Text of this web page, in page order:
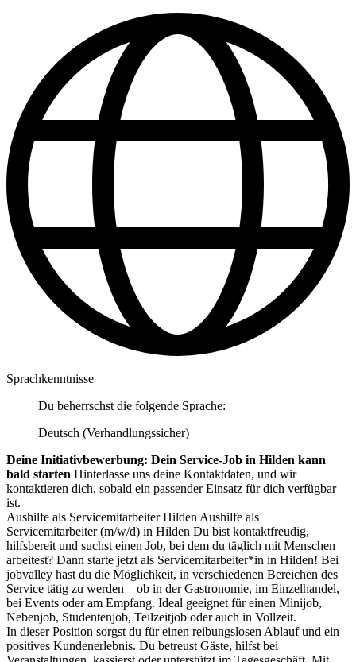
Sprachkenntnisse
Du beherrschst die folgende Sprache:
Deutsch (Verhandlungssicher)
Deine Initiativbewerbung: Dein Service-Job in Hilden kann
bald starten Hinterlasse uns deine Kontaktdaten, und wir
kontaktieren dich, sobald ein passender Einsatz für dich verfügbar
ist.
Aushilfe als Servicemitarbeiter Hilden Aushilfe als
Servicemitarbeiter (m/w/d) in Hilden Du bist kontaktfreudig,
hilfsbereit und suchst einen Job, bei dem du täglich mit Menschen
arbeitest? Dann starte jetzt als Servicemitarbeiter*in in Hilden! Bei
jobvalley hast du die Möglichkeit, in verschiedenen Bereichen des
Service tätig zu werden – ob in der Gastronomie, im Einzelhandel,
bei Events oder am Empfang. Ideal geeignet für einen Minijob,
Nebenjob, Studentenjob, Teilzeitjob oder auch in Vollzeit.
In dieser Position sorgst du für einen reibungslosen Ablauf und ein
positives Kundenerlebnis. Du betreust Gäste, hilfst bei